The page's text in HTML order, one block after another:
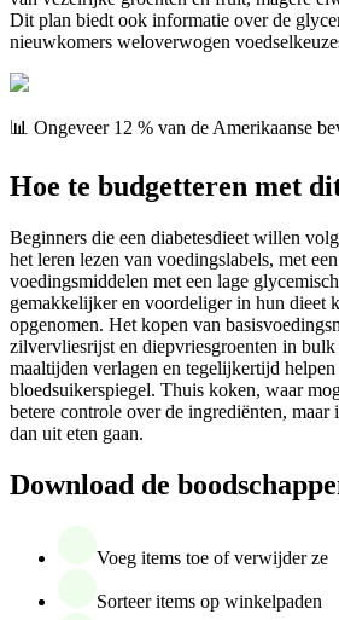
Dit plan biedt ook informatie over de
nieuwkomers weloverwogen
📊 Ongeveer 12 % van de Amerikaanse
Hoe te budgetteren met
Beginners die een diabetesdieet willen
het leren lezen van voedingslabels, met
voedingsmiddelen met een lage
gemakkelijker en voordeliger in hun dieet
opgenomen. Het kopen van
zilvervliesrijst en diepvriesgroenten in bulk
maaltijden verlagen en tegelijkertijd
bloedsuikerspiegel. Thuis koken, waar
betere controle over de ingrediënten,
dan uit eten gaan.
Download de
Voeg items toe of verwijder ze
Sorteer items op winkelpaden